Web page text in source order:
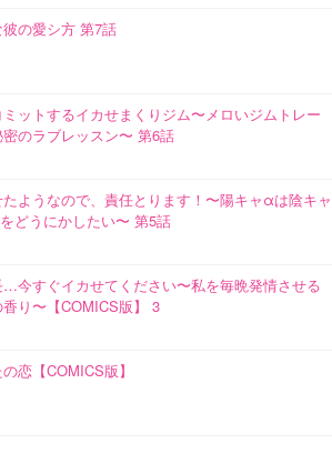
の愛シ方 第7話
ットするイカせまくりジム〜メロいジムトレー
のラブレッスン〜 第6話
ようなので、責任とります！〜陽キャαは陰キャ
どうにかしたい〜 第5話
今すぐイカせてください〜私を毎晩発情させる
香り〜【COMICS版】 3
恋【COMICS版】